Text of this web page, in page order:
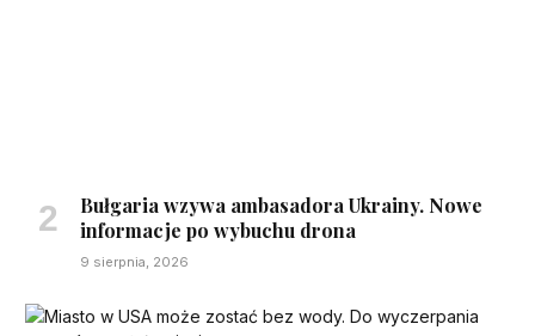
Bułgaria wzywa ambasadora Ukrainy. Nowe
informacje po wybuchu drona
9 sierpnia, 2026